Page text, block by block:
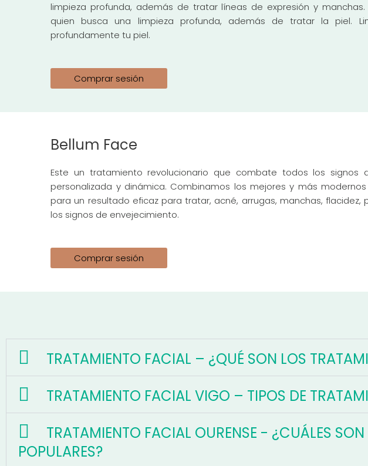
limpieza profunda, además de tratar líneas de expresión y
quien busca una limpieza profunda, además de tratar la piel.
profundamente tu piel.
Comprar sesión
Bellum Face
Este un tratamiento revolucionario que combate todos los
personalizada y dinámica. Combinamos los mejores y más
para un resultado eficaz para tratar, acné, arrugas, manchas,flacidez,
los signos de envejecimiento.
Comprar sesión
TRATAMIENTO FACIAL – ¿QUÉ SON LOS
TRATAMIENTO FACIAL VIGO – TIPOS DE
TRATAMIENTO FACIAL OURENSE - ¿CUÁLES
POPULARES?